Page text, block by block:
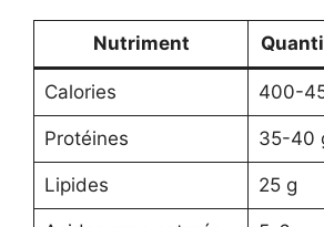
Nutriment
Calories 400-
Protéines 35-40
Lipides 25 g